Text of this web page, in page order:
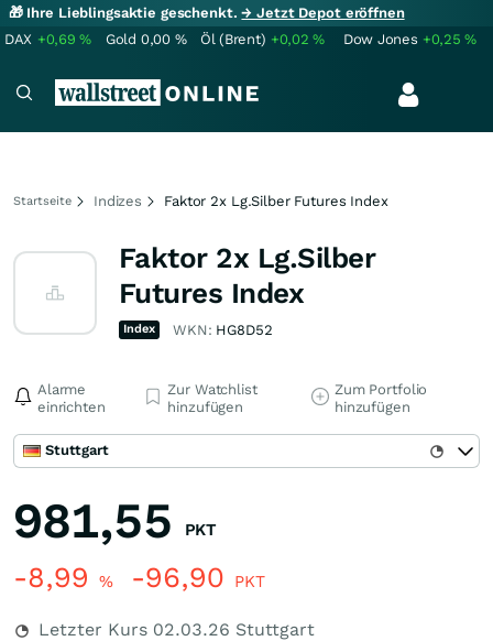
🎁 Ihre Lieblingsaktie geschenkt.→ Jetzt Depot eröffnen
DAX +0,69% Gold 0,00 % Öl (Brent) +0,02% Dow Jones +0,25%
Startseite Indizes Faktor 2x Lg.Silber Futures Index
Faktor 2x Lg.Silber
Futures Index
Index WKN: HG8D52
Alarme
einrichten
Zur Watchlist
hinzufügen
Zum Portfolio
hinzufügen
Stuttgart
981,55 PKT
-8,99 % -96,90 PKT
Letzter Kurs 02.03.26 Stuttgart